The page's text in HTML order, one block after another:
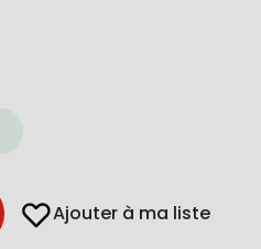
Ajouter à ma liste